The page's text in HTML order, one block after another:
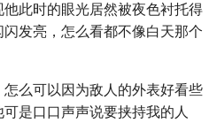
此时的眼光居然被夜色衬托得
发亮，怎么看都不像白天那个
么可以因为敌人的外表好看些
是口口声声说要挟持我的人